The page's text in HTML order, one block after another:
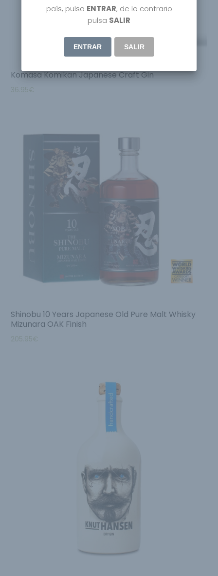
Komasa Komikan Japanese Craft Gin
36.95€
Shinobu 10 Years Japanese Old Pure Malt Whisky
Mizunara OAK Finish
205.95€
país, pulsa ENTRAR, de lo contrario
pulsa SALIR
ENTRAR SALIR